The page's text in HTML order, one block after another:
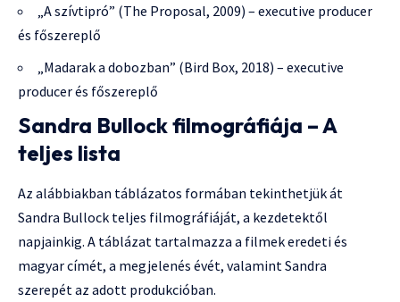
„A szívtipró” (The Proposal, 2009) – executive producer
és főszereplő
„Madarak a dobozban” (Bird Box, 2018) – executive
producer és főszereplő
Sandra Bullock filmográfiája – A
teljes lista
Az alábbiakban táblázatos formában tekinthetjük át
Sandra Bullock teljes filmográfiáját, a kezdetektől
napjainkig. A táblázat tartalmazza a filmek eredeti és
magyar címét, a megjelenés évét, valamint Sandra
szerepét az adott produkcióban.